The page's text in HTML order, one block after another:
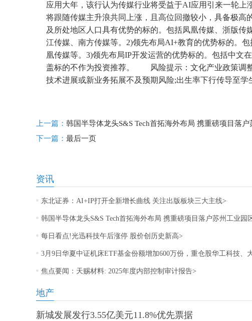
应用大年，该行认为传媒行业将受益于AI应用引来一轮上
将跟随传媒主升浪共同上涨，且高位回撤较小，具备
及所处地区人口具有优势的标的。包括凤凰传媒、浙版
江传媒、南方传媒等。2)领先布局AI+教育的优势标的。
凰传媒等。3)领先布局IP开发运营的优势标的。包括中文
盖标的不作为投资推荐。 风险提示：文化产业政策调
技术进展或新业务拓展不及预期风险;出生率下行传导至学
上一篇： 韩国半导体龙头S&S Tech首拓海外布局 携重磅项目落户
下一篇： 最后一页
资讯
东北证券：AI+IP打开全新增长曲线 关注出版板块三大主线>
韩国半导体龙头S&S Tech首拓海外布局 携重磅项目落户苏州工业园
每日看点!光迅科技午后涨停 股价创历史新高>
3月9日华夏中证机床ETF基金份额增加600万份，重仓股华工科技、
焦点要闻：天赐材料: 2025年度内部控制审计报告>
地产
新城发展发行3.55亿美元11.8%优先票据